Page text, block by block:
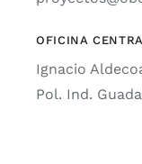
OFICINA
Ignacio
Pol. Ind.